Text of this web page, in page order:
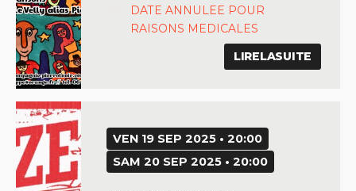
DATE ANNULEE POUR
RAISONS MEDICALES
LIRELASUITE
VEN 19 SEP 2025 • 20:00
SAM 20 SEP 2025 • 20:00